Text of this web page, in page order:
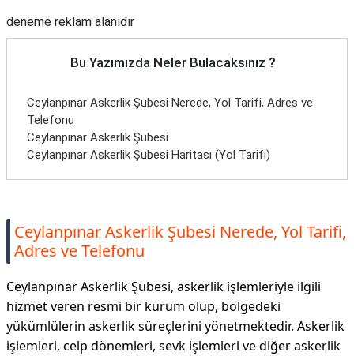
deneme reklam alanıdır
Bu Yazımızda Neler Bulacaksınız ?
Ceylanpınar Askerlik Şubesi Nerede, Yol Tarifi, Adres ve
Telefonu
Ceylanpınar Askerlik Şubesi
Ceylanpınar Askerlik Şubesi Haritası (Yol Tarifi)
Ceylanpınar Askerlik Şubesi Nerede, Yol Tarifi,
Adres ve Telefonu
Ceylanpınar Askerlik Şubesi, askerlik işlemleriyle ilgili
hizmet veren resmi bir kurum olup, bölgedeki
yükümlülerin askerlik süreçlerini yönetmektedir. Askerlik
işlemleri, celp dönemleri, sevk işlemleri ve diğer askerlik